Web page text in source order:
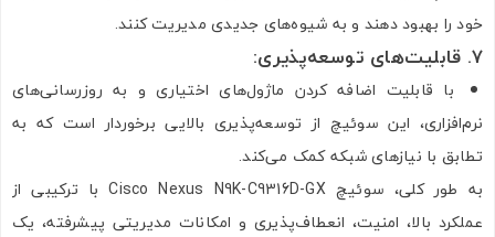
خود را بهبود دهند و به شیوه‌های جدیدی مدیریت کنند.
۷. قابلیت‌های توسعه‌پذیری:
با قابلیت اضافه کردن ماژول‌های اختیاری و به روزرسانی‌های
نرم‌افزاری، این سوئیچ از توسعه‌پذیری بالایی برخوردار است که به
تطابق با نیازهای شبکه کمک می‌کند.
به طور کلی، سوئیچ Cisco Nexus N9K-C9316D-GX با ترکیبی از
عملکرد بالا، امنیت، انعطاف‌پذیری و امکانات مدیریتی پیشرفته، یک